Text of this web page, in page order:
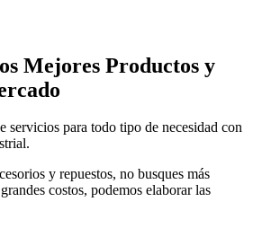
Mejores Productos y
servicios para todo tipo de necesidad con
y repuestos, no busques más
costos, podemos elaborar las